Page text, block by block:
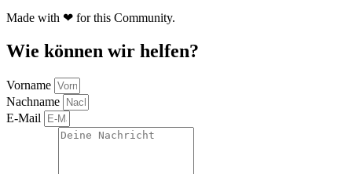
Made with ❤ for this Community.
Wie können wir helfen?
Vorname
Nachname
E-Mail